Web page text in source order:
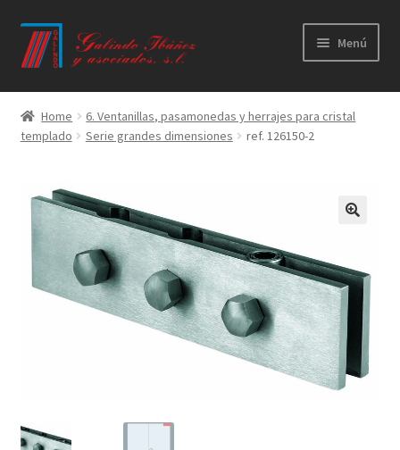
Ir
a
Ir
al
Menú
Principal
Productos
Novedades
Catálogos
Home
6. Ventanillas, pasamonedas y herrajes para cristal
templado
Serie grandes dimensiones ref. 126150-2